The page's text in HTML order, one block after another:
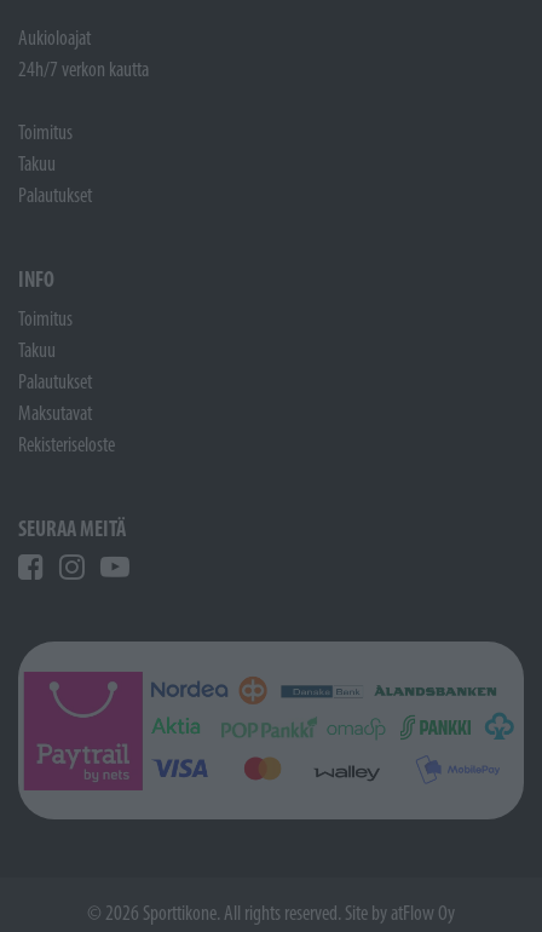
Aukioloajat
24h/7 verkon kautta
Toimitus
Takuu
Palautukset
INFO
Toimitus
Takuu
Palautukset
Maksutavat
Rekisteriseloste
SEURAA MEITÄ
© 2026 Sporttikone. All rights reserved. Site by atFlow Oy